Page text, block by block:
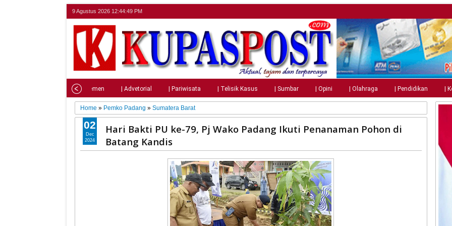
9 Agustus 2026 12:44:50 PM
| Parlemen | Advetorial | Pariwisata | Telisik Kasus | Sumbar | Opini | Olahraga | Pendidikan |
Home » Pemko Padang »Sumatera Barat
Hari Bakti PU ke-79, Pj Wako Padang Ikuti Penanaman Pohon di
Batang Kandis
02
Dec
2024